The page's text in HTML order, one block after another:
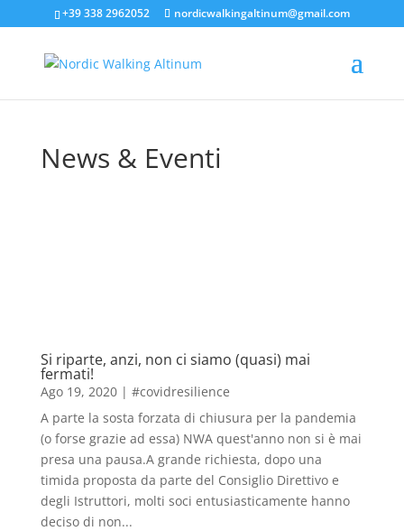
+39 338 2962052 nordicwalkingaltinum@gmail.com
News & Eventi
Si riparte, anzi, non ci siamo (quasi) mai
fermati!
Ago 19, 2020| #covidresilience
A parte la sosta forzata di chiusura per la pandemia
(o forse grazie ad essa) NWA quest'anno non si è mai
presa una pausa.A grande richiesta, dopo una
timida proposta da parte del Consiglio Direttivo e
degli Istruttori, molti soci entusiasticamente hanno
deciso di non...